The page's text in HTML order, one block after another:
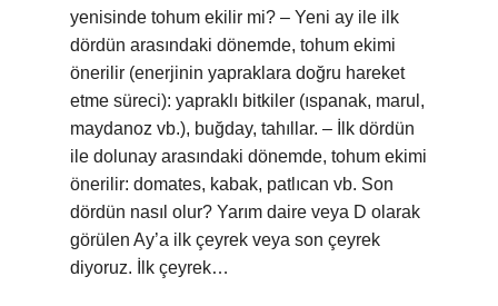
yenisinde tohum ekilir mi? – Yeni ay ile ilk
dördün arasındaki dönemde, tohum ekimi
önerilir (enerjinin yapraklara doğru hareket
etme süreci): yapraklı bitkiler (ıspanak, marul,
maydanoz vb.), buğday, tahıllar. – İlk dördün
ile dolunay arasındaki dönemde, tohum ekimi
önerilir: domates, kabak, patlıcan vb. Son
dördün nasıl olur? Yarım daire veya D olarak
görülen Ay’a ilk çeyrek veya son çeyrek
diyoruz. İlk çeyrek…